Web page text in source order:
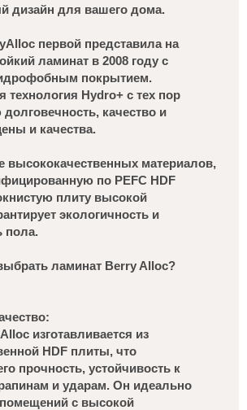
дизайн для вашего дома.
первой представила на
ламинат в 2008 году с
покрытием.
технология Hydro+ с тех пор
качество и
и качества.
высококачественных материалов,
по PEFC HDF
плиту высокой
экологичность и
пола.
ламинат Berry Alloc?
изготавливается из
HDF плиты, что
прочность, устойчивость к
и ударам. Он идеально
с высокой